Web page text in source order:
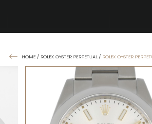
HOME / ROLEX OYSTER PERPETUAL / ROLEX OYSTER